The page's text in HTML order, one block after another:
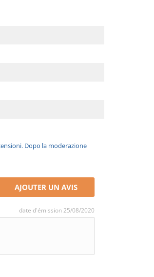
Dopo la moderazione
AJOUTER UN AVIS
date d'émission 25/08/2020